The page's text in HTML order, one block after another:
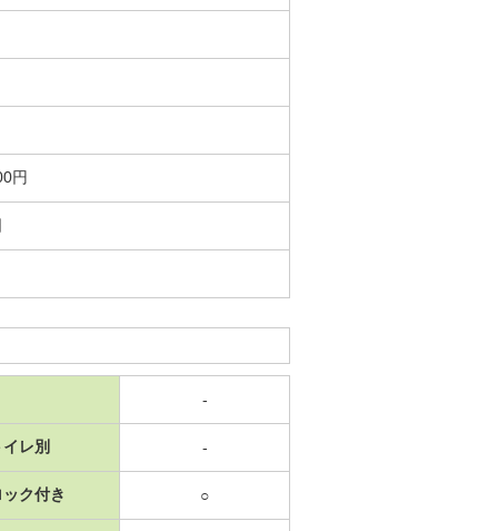
円
-
レ別 -
ク付き ○